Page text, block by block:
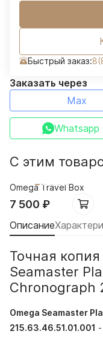
Быстрый заказ:
Заказать через
Max
Whatsapp
С этим
Omega Travel Box
7 500 ₽
Описание
Точная
Seamaster
Chronograph
Omega Seamaster
215.63.46.51.01.001